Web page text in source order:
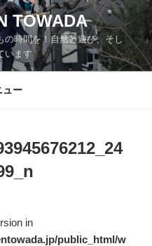
TOWADA
時間を！自然と遊び、そし
います
ュー
in
public_html/w